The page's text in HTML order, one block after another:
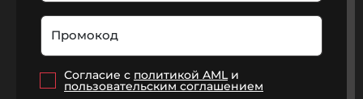
Промокод
Согласие с политикой AMLи
пользовательским соглашением